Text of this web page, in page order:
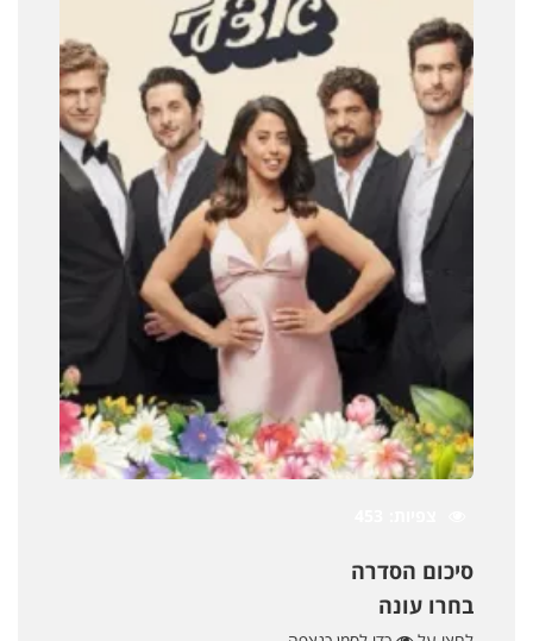
סיכום הסדרה
בחרו עונה